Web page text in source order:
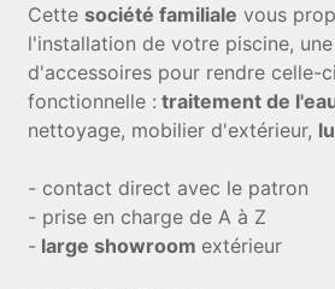
Cettesociété familiale vous
l'installation de votre piscine,
d'accessoires pour rendre celle-
fonctionnelle : traitement de
nettoyage, mobilier d'extérieur,
- contact direct avec le patron
- prise en charge de A à Z
- large showroom extérieur